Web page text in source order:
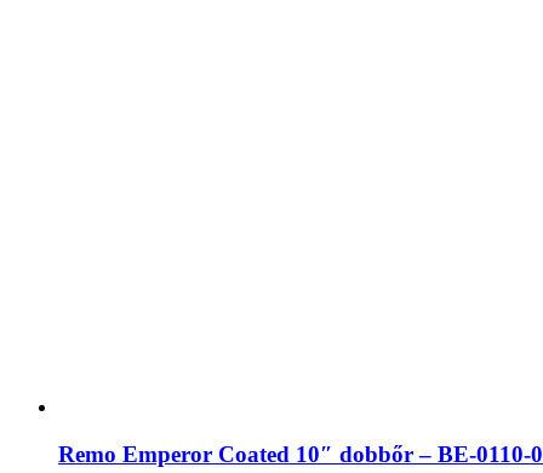
Remo Emperor Coated 10″ dobbőr – BE-0110-